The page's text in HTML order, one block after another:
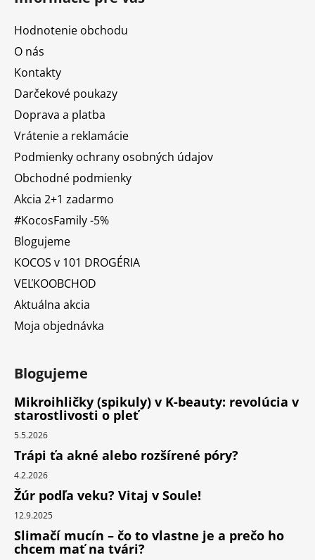
Hodnotenie obchodu
O nás
Kontakty
Darčekové poukazy
Doprava a platba
Vrátenie a reklamácie
Podmienky ochrany osobných údajov
Obchodné podmienky
Akcia 2+1 zadarmo
#KocosFamily -5%
Blogujeme
KOCOS v 101 DROGÉRIA
VEĽKOOBCHOD
Aktuálna akcia
Moja objednávka
Blogujeme
Mikroihličky (spikuly) v K-beauty: revolúcia v
starostlivosti o pleť
5.5.2026
Trápi ťa akné alebo rozšírené póry?
4.2.2026
Žúr podľa veku? Vitaj v Soule!
12.9.2025
Slimačí mucín – čo to vlastne je a prečo ho
chcem mať na tvári?